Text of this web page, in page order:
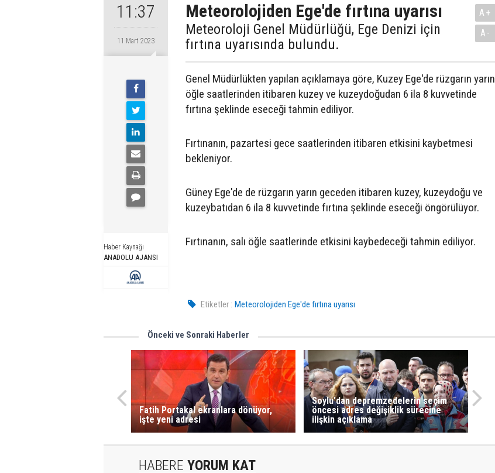
11:37
11 Mart 2023
Haber Kaynağı
ANADOLU AJANSI
Meteorolojiden Ege'de fırtına uyarısı
Meteoroloji Genel Müdürlüğü, Ege Denizi için
fırtına uyarısında bulundu.
A+
A-
Genel Müdürlükten yapılan açıklamaya göre, Kuzey Ege'de rüzgarın yarın
öğle saatlerinden itibaren kuzey ve kuzeydoğudan 6 ila 8 kuvvetinde
fırtına şeklinde eseceği tahmin ediliyor.
Fırtınanın, pazartesi gece saatlerinden itibaren etkisini kaybetmesi
bekleniyor.
Güney Ege'de de rüzgarın yarın geceden itibaren kuzey, kuzeydoğu ve
kuzeybatıdan 6 ila 8 kuvvetinde fırtına şeklinde eseceği öngörülüyor.
Fırtınanın, salı öğle saatlerinde etkisini kaybedeceği tahmin ediliyor.
Etiketler : Meteorolojiden Ege'de fırtına uyarısı
Önceki ve Sonraki Haberler
Fatih Portakal ekranlara dönüyor,
işte yeni adresi
Soylu'dan depremzedelerin seçim
öncesi adres değişiklik sürecine
ilişkin açıklama
HABERE YORUM KAT